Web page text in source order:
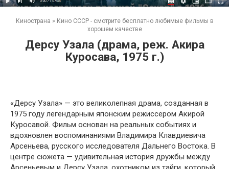
Кинострана » Кино СССР - смотрите бесплатно любимые фильмы в
хорошем качестве
Дерсу Узала (драма, реж. Акира
Куросава, 1975 г.)
«Дерсу Узала» — это великолепная драма, созданная в
1975 году легендарным японским режиссером Акирой
Куросавой. Фильм основан на реальных событиях и
вдохновлен воспоминаниями Владимира Клавдиевича
Арсеньева, русского исследователя Дальнего Востока. В
центре сюжета — удивительная история дружбы между